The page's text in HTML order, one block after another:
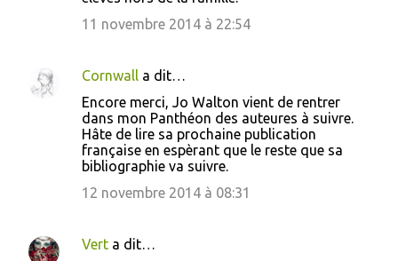
11 novembre 2014 à 22:54
Cornwall
a dit…
Encore merci, Jo Walton vient de rentrer
dans mon Panthéon des auteures à suivre.
Hâte de lire sa prochaine publication
française en espèrant que le reste que sa
bibliographie va suivre.
12 novembre 2014 à 08:31
Vert a dit…